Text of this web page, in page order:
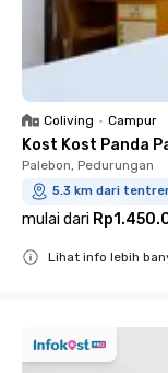
Coliving • Campur
Kost Kost Panda
Palebon, Pedurungan
5.3 km dari
mulai dari
Lihat info lebih